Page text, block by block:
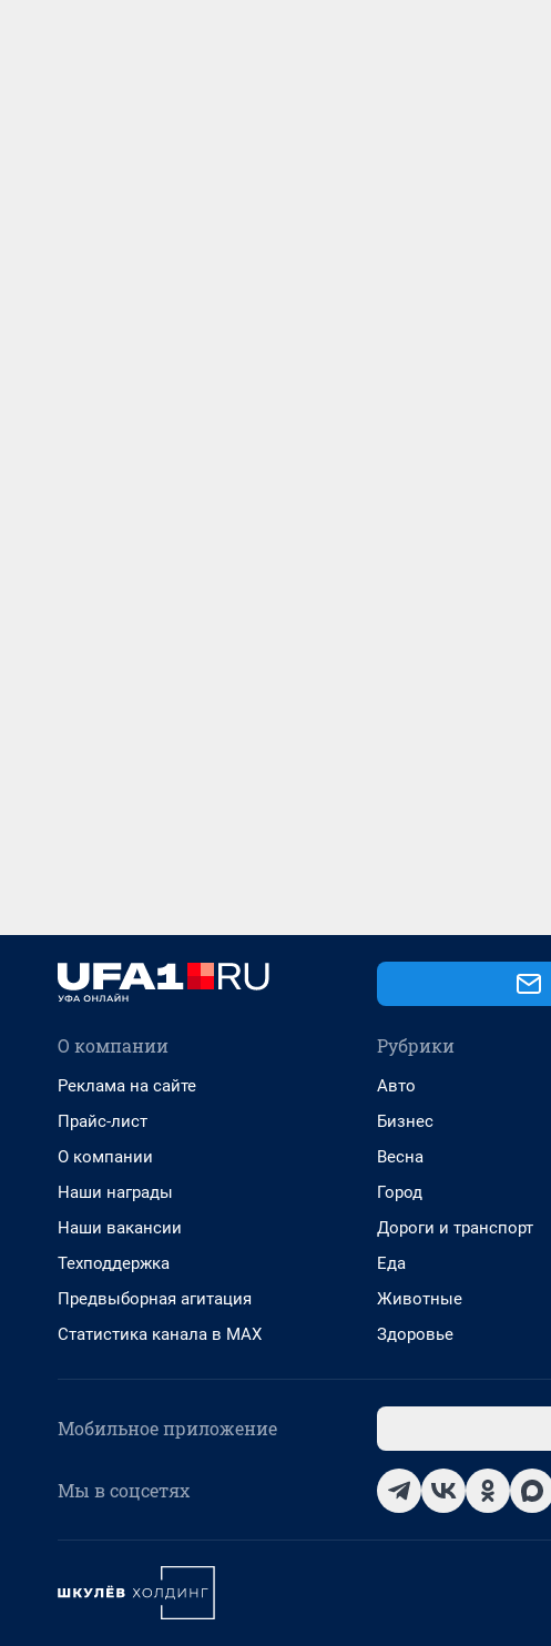
О компании
Реклама на сайте
Прайс-лист
О компании
Наши награды
Наши вакансии
Техподдержка
Предвыборная агитация
Статистика канала в MAX
Рубрики
Авто
Бизнес
Весна
Город
Дороги и транспорт
Еда
Животные
Здоровье
Мобильное приложение
Мы в соцсетях